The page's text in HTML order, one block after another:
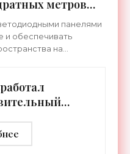
метров
панелями
и обеспечивать
на
до 2 км